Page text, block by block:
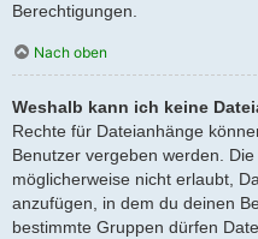
Berechtigungen.
Nach oben
Weshalb kann ich keine
Rechte für Dateianhänge
Benutzer vergeben werden.
möglicherweise nicht erlaubt,
anzufügen, in dem du deinen
bestimmte Gruppen dürfen